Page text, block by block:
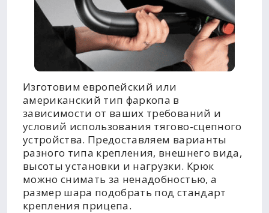
Изготовим европейский или
американский тип фаркопа в
зависимости от ваших требований и
условий использования тягово-сцепного
устройства. Предоставляем варианты
разного типа крепления, внешнего вида,
высоты установки и нагрузки. Крюк
можно снимать за ненадобностью, а
размер шара подобрать под стандарт
крепления прицепа.